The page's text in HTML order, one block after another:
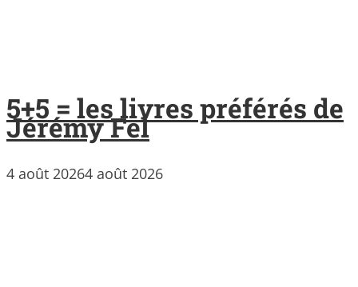
5+5 = les livres préférés de
Jérémy Fel
4 août 20264 août 2026